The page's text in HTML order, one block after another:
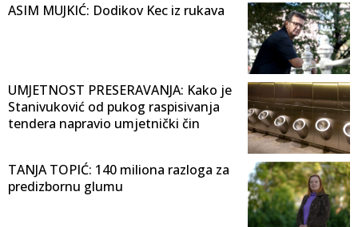
ASIM MUJKIĆ: Dodikov Kec iz rukava
UMJETNOST PRESERAVANJA: Kako je
Stanivuković od pukog raspisivanja
tendera napravio umjetnički čin
TANJA TOPIĆ: 140 miliona razloga za
predizbornu glumu